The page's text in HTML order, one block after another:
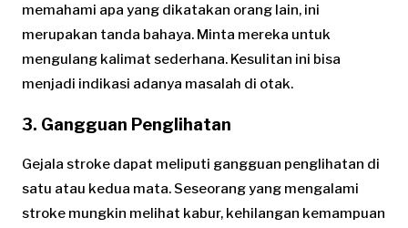
memahami apa yang dikatakan orang lain, ini
merupakan tanda bahaya. Minta mereka untuk
mengulang kalimat sederhana. Kesulitan ini bisa
menjadi indikasi adanya masalah di otak.
3. Gangguan Penglihatan
Gejala stroke dapat meliputi gangguan penglihatan di
satu atau kedua mata. Seseorang yang mengalami
stroke mungkin melihat kabur, kehilangan kemampuan